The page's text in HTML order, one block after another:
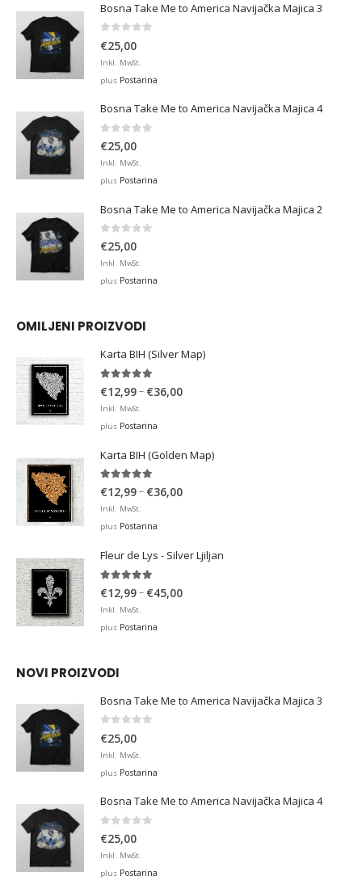
Bosna Take Me to America Navijačka Majica 3
€25,00
Inkl. MwSt.
plus Postarina
Bosna Take Me to America Navijačka Majica 4
0 out of 5
€25,00
Inkl. MwSt.
plus Postarina
Bosna Take Me to America Navijačka Majica 2
0 out of 5
€25,00
Inkl. MwSt.
plus Postarina
OMILJENI PROIZVODI
Karta BIH (Silver Map)
4.95out of 5
€12,99– €36,00Price
€36,00
Inkl. MwSt.
plus Postarina
Karta BIH (Golden Map)
4.93out of 5
€12,99– €36,00Price
€36,00
Inkl. MwSt.
plus Postarina
Fleur de Lys - Silver Ljiljan
4.88out of 5
€12,99– €45,00Price
Inkl. MwSt.
plus Postarina
NOVI PROIZVODI
Bosna Take Me to America Navijačka Majica 3
€25,00
Inkl. MwSt.
plus Postarina
Bosna Take Me to America Navijačka Majica 4
0 out of 5
€25,00
Inkl. MwSt.
plus Postarina